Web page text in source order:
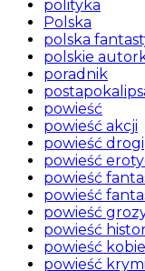
polityka
Polska
polska
polskie
poradnik
powieść
powieść akcji
powieść drogi
powieść
powieść
powieść
powieść
powieść
powieść
powieść